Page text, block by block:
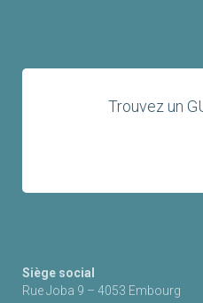
Trouvez un
Siège social
Rue Joba 9 – 4053 Embourg